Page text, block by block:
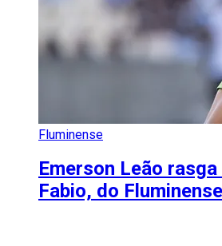
Fluminense
Emerson Leão
Fabio, do Fluminense